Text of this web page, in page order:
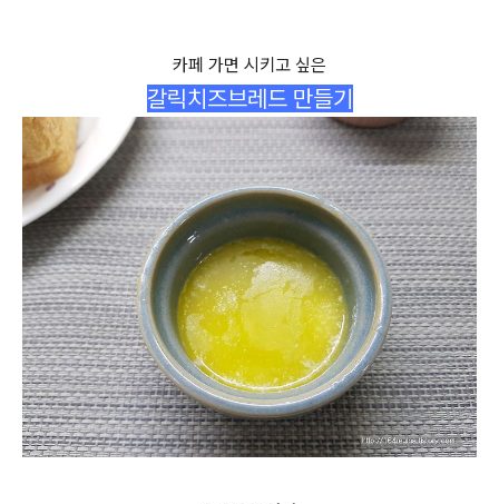
카페 가면 시키고 싶은
갈릭치즈브레드 만들기